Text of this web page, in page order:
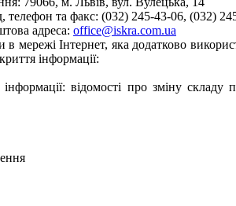
телефон та факс: (032) 245-43-06, (032)
адреса: office@iskra.com.ua
в мережі Інтернет, яка додатково
інформації:
відомості про зміну складу